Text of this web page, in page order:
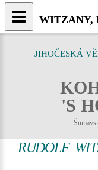
JIHOČESKÁ
'S
RUDOLF
WITZANY,